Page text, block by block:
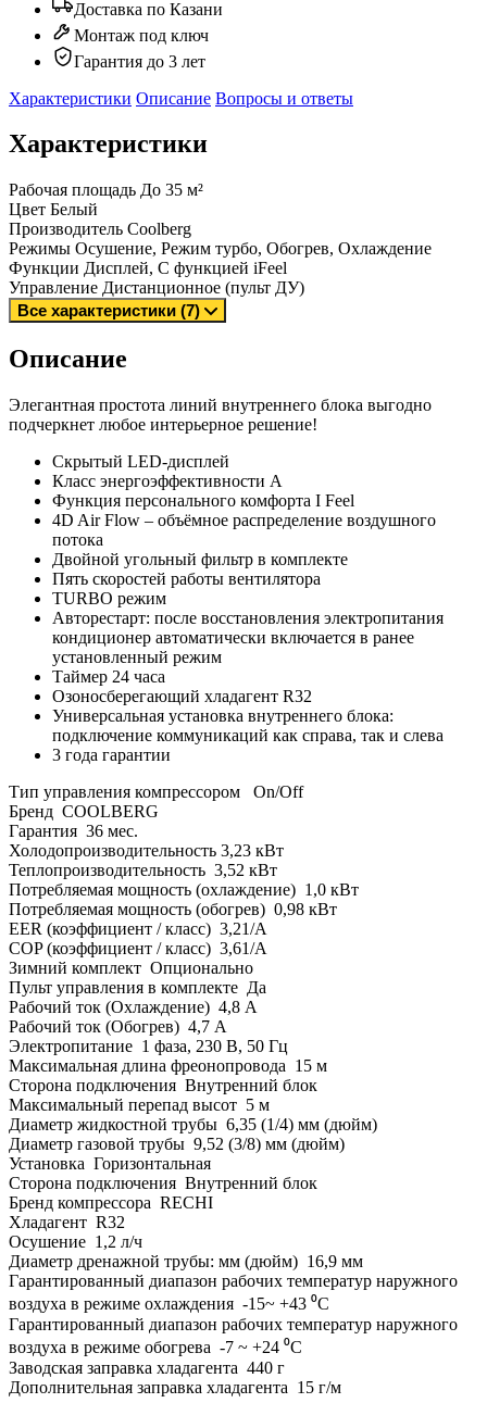
Доставка по Казани
Монтаж под ключ
Гарантия до 3 лет
Характеристики Описание Вопросы и ответы
Характеристики
Рабочая площадь До 35 м²
Цвет Белый
Производитель Coolberg
Режимы Осушение, Режим турбо, Обогрев, Охлаждение
Функции Дисплей, С функцией iFeel
Управление Дистанционное (пульт ДУ)
Все характеристики (7)
Описание
Элегантная простота линий внутреннего блока выгодно
подчеркнет любое интерьерное решение!
Скрытый LED-дисплей
Класс энергоэффективности А
Функция персонального комфорта I Feel
4D Air Flow – объёмное распределение воздушного
потока
Двойной угольный фильтр в комплекте
Пять скоростей работы вентилятора
TURBO режим
Авторестарт: после восстановления электропитания
кондиционер автоматически включается в ранее
установленный режим
Таймер 24 часа
Озоносберегающий хладагент R32
Универсальная установка внутреннего блока:
подключение коммуникаций как справа, так и слева
3 года гарантии
Тип управления компрессором On/Off
Бренд СOOLBERG
Гарантия 36 мес.
Холодопроизводительность 3,23 кВт
Теплопроизводительность 3,52 кВт
Потребляемая мощность (охлаждение) 1,0 кВт
Потребляемая мощность (обогрев) 0,98 кВт
EER (коэффициент / класс) 3,21/A
COP (коэффициент / класс) 3,61/A
Зимний комплект Опционально
Пульт управления в комплекте Да
Рабочий ток (Охлаждение) 4,8 A
Рабочий ток (Обогрев) 4,7 А
Электропитание 1 фаза, 230 В, 50 Гц
Максимальная длина фреонопровода 15 м
Сторона подключения Внутренний блок
Максимальный перепад высот 5 м
Диаметр жидкостной трубы 6,35 (1/4) мм (дюйм)
Диаметр газовой трубы 9,52 (3/8) мм (дюйм)
Установка Горизонтальная
Сторона подключения Внутренний блок
Бренд компрессора RECHI
Хладагент R32
Осушение 1,2 л/ч
Диаметр дренажной трубы: мм (дюйм) 16,9 мм
Гарантированный диапазон рабочих температур наружного
воздуха в режиме охлаждения -15~ +43 ⁰С
Гарантированный диапазон рабочих температур наружного
воздуха в режиме обогрева -7 ~ +24 ⁰С
Заводская заправка хладагента 440 г
Дополнительная заправка хладагента 15 г/м